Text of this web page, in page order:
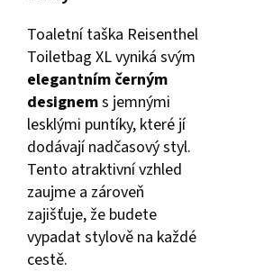
Toaletní taška Reisenthel
Toiletbag XL vyniká svým
elegantním černým
designems jemnými
lesklými puntíky, které jí
dodávají nadčasový styl.
Tento atraktivní vzhled
zaujme a zároveň
zajišťuje, že budete
vypadat stylově na každé
cestě.